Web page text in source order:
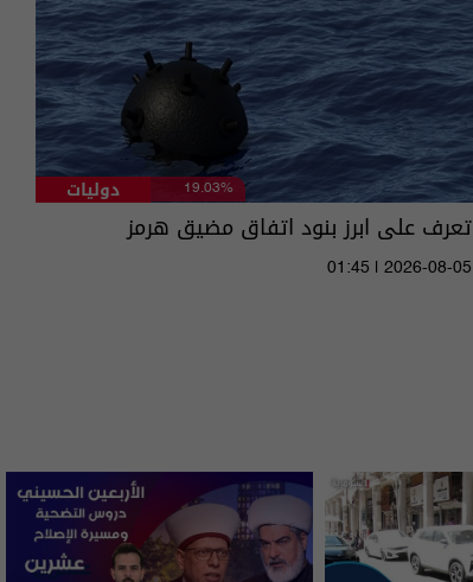
دوليات 19.03%
تعرف على ابرز بنود اتفاق مضيق هرمز
01:45 | 2026-08-05